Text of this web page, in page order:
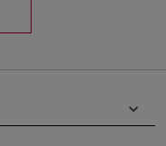
keyboard_arrow_down